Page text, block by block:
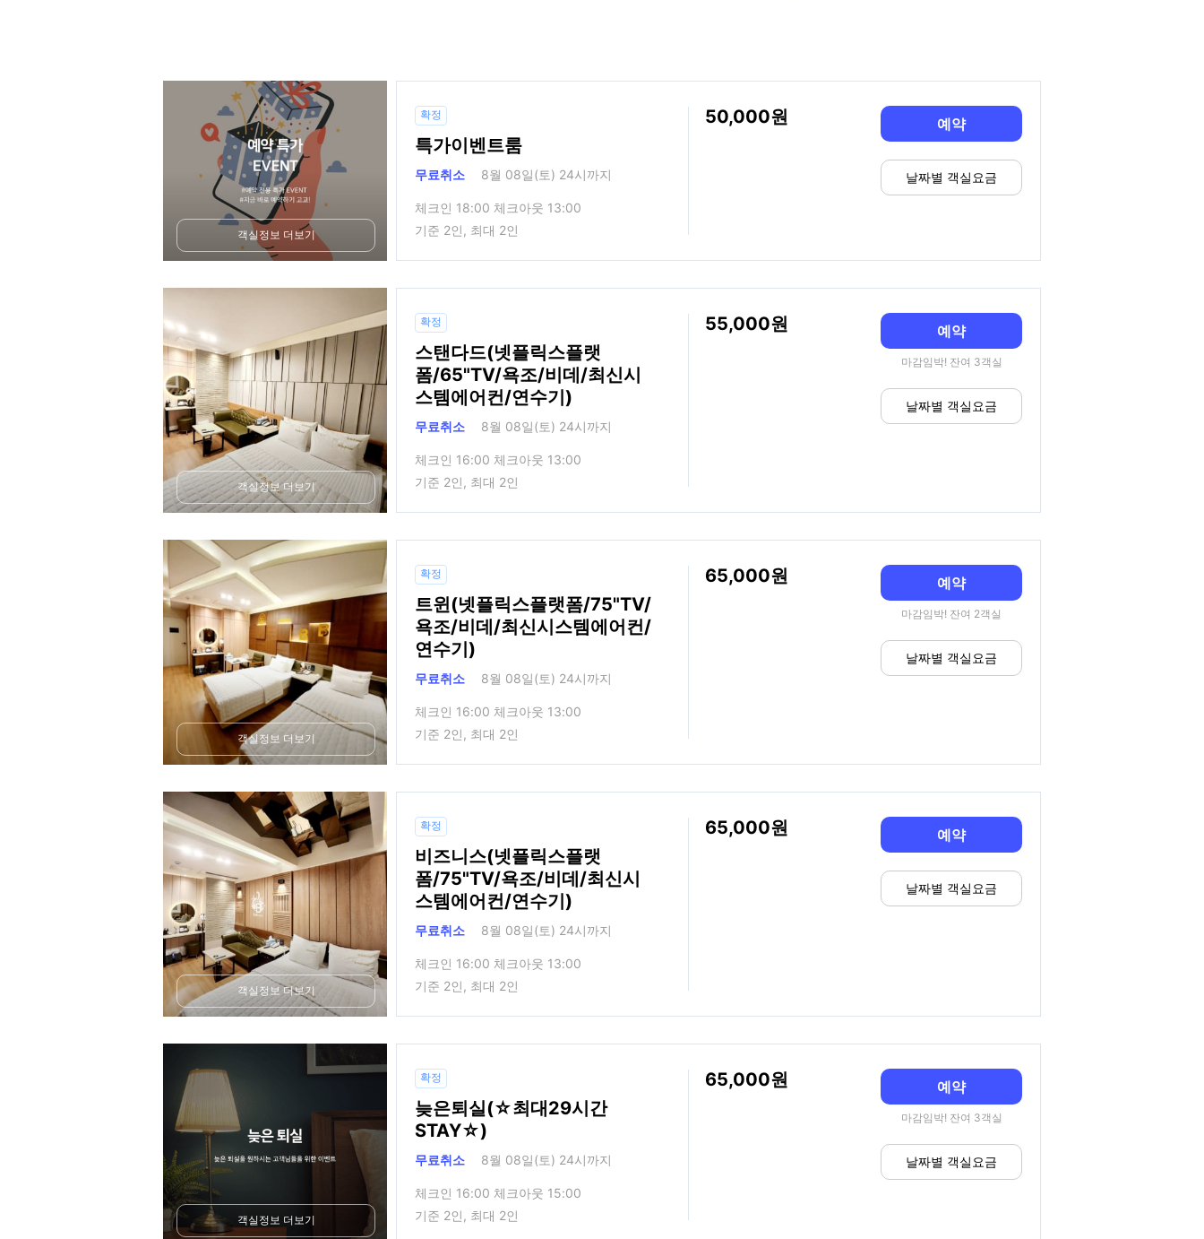
객실정보 더보기
확정
특가이벤트룸
무료취소 8월 08일(토) 24시까지
체크인 18:00 체크아웃 13:00
기준 2인, 최대 2인
50,000 예약
날짜별 객실요금
객실정보 더보기
확정
스탠다드(넷플릭스플랫
폼/65"TV/욕조/비데/최신시
스템에어컨/연수기)
무료취소 8월 08일(토) 24시까지
체크인 16:00 체크아웃 13:00
기준 2인, 최대 2인
55,000 예약
마감임박! 잔여 3객실
날짜별 객실요금
객실정보 더보기
확정
트윈(넷플릭스플랫폼/75"TV/
욕조/비데/최신시스템에어컨/
연수기)
무료취소 8월 08일(토) 24시까지
체크인 16:00 체크아웃 13:00
기준 2인, 최대 2인
65,000 예약
마감임박! 잔여 2객실
날짜별 객실요금
객실정보 더보기
확정
비즈니스(넷플릭스플랫
폼/75"TV/욕조/비데/최신시
스템에어컨/연수기)
무료취소 8월 08일(토) 24시까지
체크인 16:00 체크아웃 13:00
기준 2인, 최대 2인
65,000 예약
날짜별 객실요금
객실정보 더보기
확정
늦은퇴실(☆최대29시간
STAY☆)
무료취소 8월 08일(토) 24시까지
체크인 16:00 체크아웃 15:00
기준 2인, 최대 2인
65,000 예약
마감임박! 잔여 3객실
날짜별 객실요금